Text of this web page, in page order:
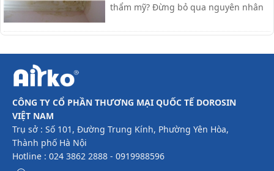
thẩm mỹ? Đừng bỏ qua nguyên nhân
ngay tại nhà mà bài viết dưới đây sẽ
CÔNG TY CỔ PHẦN THƯƠNG MẠI QUỐC TẾ DOROSIN
VIỆT NAM
Trụ sở : Số 101, Đường Trung Kính, Phường Yên Hòa,
Thành phố Hà Nội
Hotline : 024 3862 2888 - 0919988596